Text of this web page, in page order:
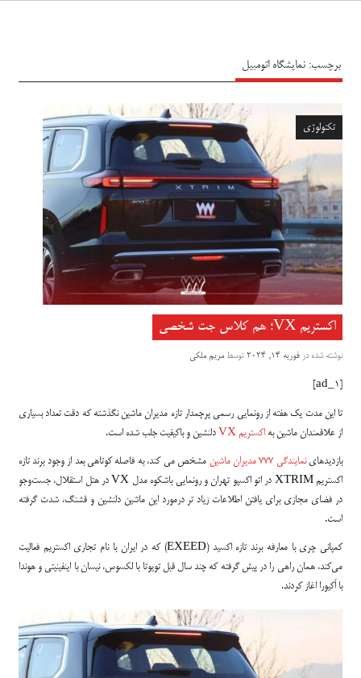
برچسب: نمایشگاه اتومبیل
تکنولوژی
اکستریم VX؛ هم کلاس جت شخصی
نوشته شده در فوریه 14, 2024 توسطمریم ملکی
تا این مدت یک هفته از رونمایی رسمی پرچمدار تازه مدیران ماشین نگذشته که دقت تعداد بسیاری
از علاقمندان ماشین به اکستریم VX دلنشین و باکیفیت جلب شده است.
بازدید‌هاینمایندگی 777 مدیران ماشین
مشخص می کند، به فاصله کوتاهی بعد از وجود برند تازه
اکستریم XTRIM در اتو اکسپو تهران و رونمایی باشکوه مدل VX در هتل استقلال، جست‌و‌جو
در فضای مجازی برای یافتن اطلاعات زیاد تر درمورد این ماشین دلنشین و قشنگ، شدت گرفته
است.
کمپانی چری با معارفه برند تازه اکسید (EXEED) که در ایران با نام تجاری اکستریم فعالیت
می‌کند، همان راهی را در پیش گرفته که چند سال قبل تویوتا با لکسوس، نیسان با اینفینیتی و هوندا
با اَکیورا اغاز کردند.